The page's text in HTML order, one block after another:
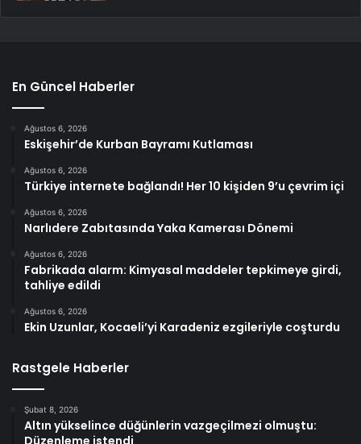
En Güncel Haberler
Ağustos 6, 2026
Eskişehir’de Kurban Bayramı Kutlaması
Ağustos 6, 2026
Türkiye internete bağlandı! Her 10 kişiden 9’u çevrim içi
Ağustos 6, 2026
Narlıdere Zabıtasında Yaka Kamerası Dönemi
Ağustos 6, 2026
Fabrikada alarm: Kimyasal maddeler tepkimeye girdi,
tahliye edildi
Ağustos 6, 2026
Ekin Uzunlar, Kocaeli’yi Karadeniz ezgileriyle coşturdu
Rastgele Haberler
Şubat 8, 2026
Altın yükselince düğünlerin vazgeçilmezi olmuştu:
Düzenleme istendi